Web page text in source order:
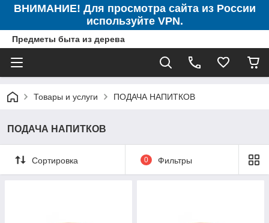
ВНИМАНИЕ! Для просмотра сайта из России
используйте VPN.
Предметы быта из дерева
Товары и услуги ПОДАЧА НАПИТКОВ
ПОДАЧА НАПИТКОВ
Сортировка 0 Фильтры